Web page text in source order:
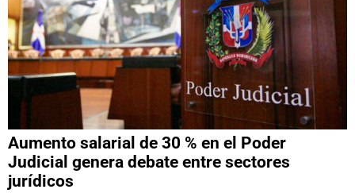
Aumento salarial de 30 % en el Poder
Judicial genera debate entre sectores
jurídicos